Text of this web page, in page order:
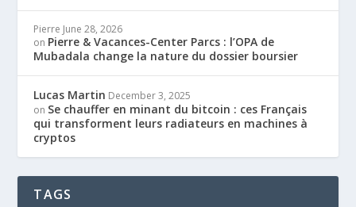
Pierre June 28, 2026
on Pierre & Vacances-Center Parcs : l’OPA de
Mubadala change la nature du dossier boursier
Lucas Martin December 3, 2025
on Se chauffer en minant du bitcoin : ces Français
qui transforment leurs radiateurs en machines à
cryptos
TAGS